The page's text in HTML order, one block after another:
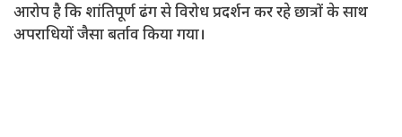
आरोप है कि शांतिपूर्ण ढंग से विरोध प्रदर्शन कर रहे छात्रों के साथ
अपराधियों जैसा बर्ताव किया गया।